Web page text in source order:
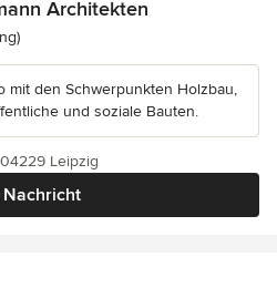
Architekten
5 von 5 Sternen
mit den Schwerpunkten Holzbau,
und soziale Bauten.
Nachricht
Leipzig